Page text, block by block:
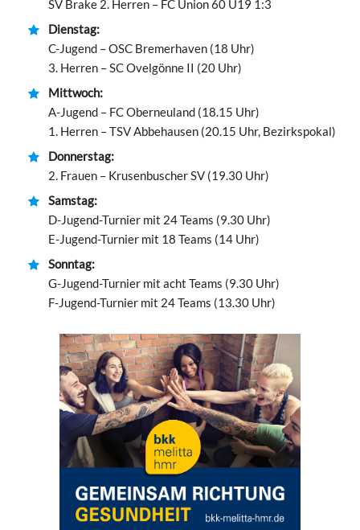
SV Brake 2. Herren – FC Union 60 U19 1:3
Dienstag:
C-Jugend – OSC Bremerhaven (18 Uhr)
3. Herren – SC Ovelgönne II (20 Uhr)
Mittwoch:
A-Jugend – FC Oberneuland (18.15 Uhr)
1. Herren – TSV Abbehausen (20.15 Uhr, Bezirkspokal)
Donnerstag:
2. Frauen – Krusenbuscher SV (19.30 Uhr)
Samstag:
D-Jugend-Turnier mit 24 Teams (9.30 Uhr)
E-Jugend-Turnier mit 18 Teams (14 Uhr)
Sonntag:
G-Jugend-Turnier mit acht Teams (9.30 Uhr)
F-Jugend-Turnier mit 24 Teams (13.30 Uhr)